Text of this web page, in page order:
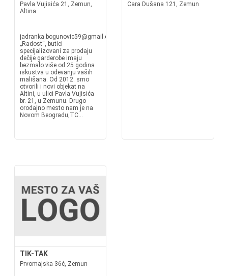
Pavla Vujisića 21, Zemun,
Altina
jadranka.bogunovic59@gmail.comTR
„Radost“, butici
specijalizovani za prodaju
dečije garderobe imaju
bezmalo više od 25 godina
iskustva u odevanju vaših
mališana. Od 2012. smo
otvorili i novi objekat na
Altini, u ulici Pavla Vujisića
br. 21, u Zemunu. Drugo
orodajno mesto nam je na
Novom Beogradu,TC...
Cara Dušana 121, Zemun
TIK-TAK
Prvomajska 36ć, Zemun